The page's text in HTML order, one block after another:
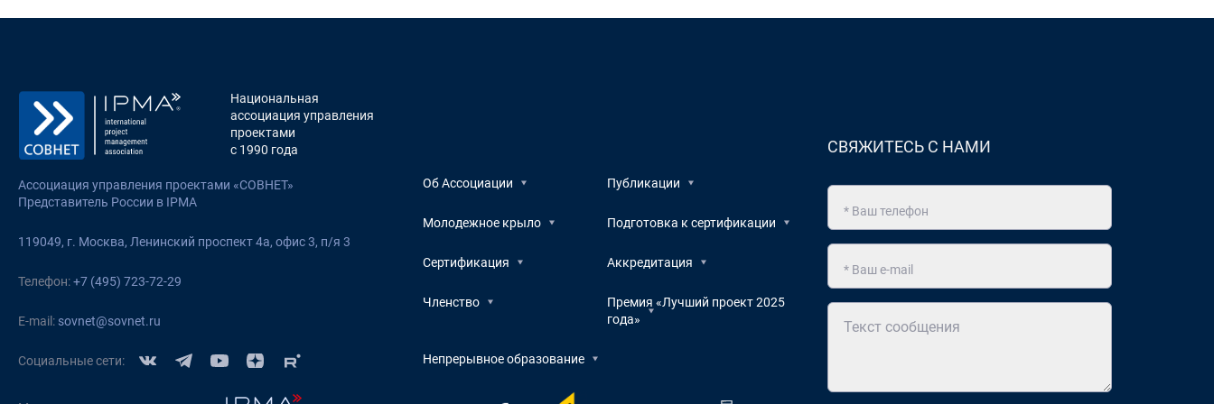
Национальная
ассоциация управления
проектами
с 1990 года
Ассоциация управления проектами «СОВНЕТ»
Представитель России в IPMA
119049, г. Москва, Ленинский проспект 4а, офис 3, п/я 3
Телефон:+7 (495) 723-72-29
E-mail: sovnet@sovnet.ru
Социальные сети:
Об Ассоциации Публикации
Молодежное крыло Подготовка к сертификации
Сертификация Аккредитация
Членство
Премия «Лучший проект 2025
года»
Непрерывное образование
СВЯЖИТЕСЬ С НАМИ